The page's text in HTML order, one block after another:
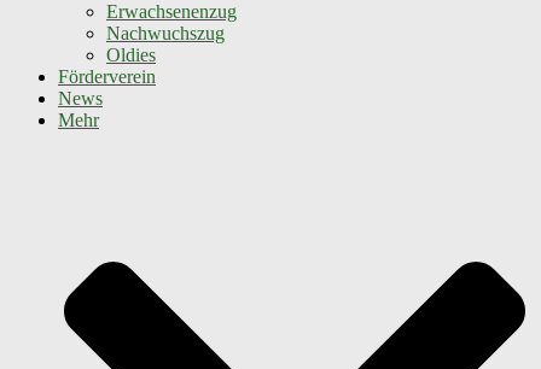
Erwachsenenzug
Nachwuchszug
Oldies
Förderverein
News
Mehr